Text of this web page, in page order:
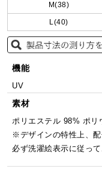
M(38)
L(40)
機能
UV
素材
ポリエステル 98% ポリ
※デザインの特性上、配
必ず洗濯絵表示に従っ